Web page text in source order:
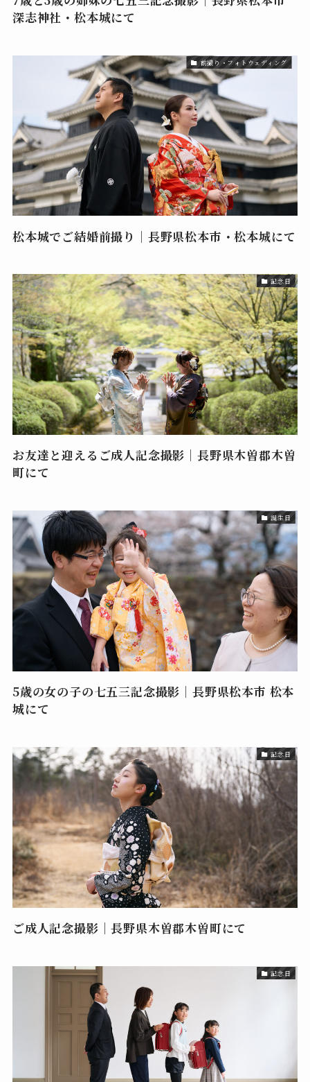
深志神社・松本城にて
前撮り・フォトウェディング
松本城でご結婚前撮り｜長野県松本市・松本城にて
記念日
お友達と迎えるご成人記念撮影｜長野県木曽郡木曽
町にて
誕生日
5歳の女の子の七五三記念撮影｜長野県松本市 松本
城にて
記念日
ご成人記念撮影｜長野県木曽郡木曽町にて
記念日